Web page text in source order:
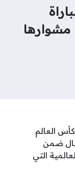
مباراة
مشوارها
العالم
ضمن
التي